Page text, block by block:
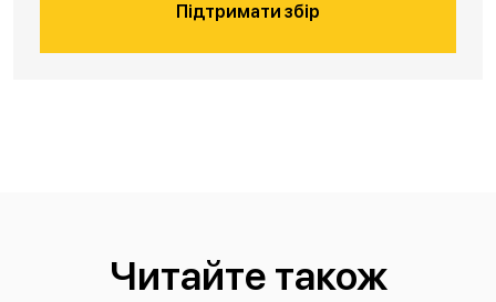
Підтримати збір
Читайте також